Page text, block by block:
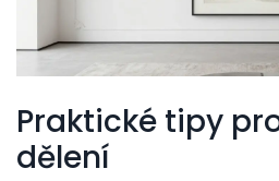
Praktické tipy
dělení